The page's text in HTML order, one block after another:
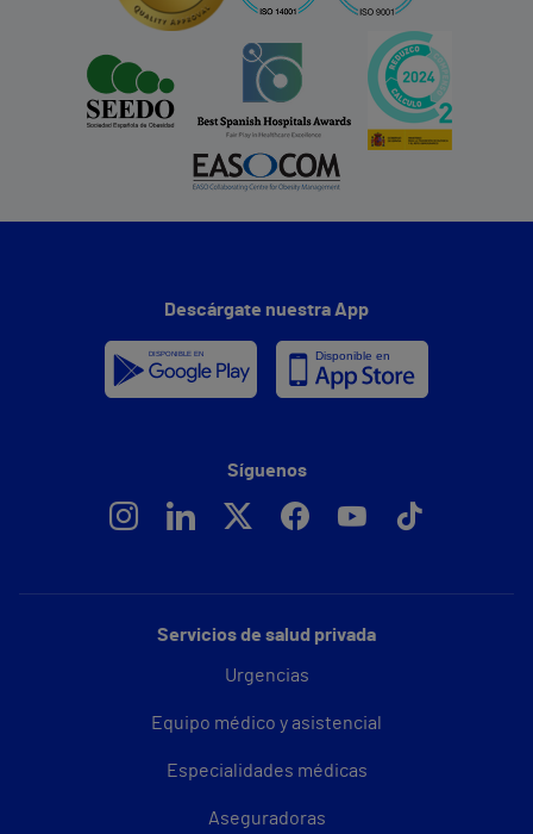
Servicios de salud privada
Urgencias
Equipo médico y asistencial
Especialidades médicas
Aseguradoras
Descárgate nuestra App
Síguenos